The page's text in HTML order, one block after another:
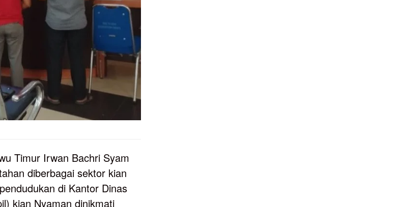
Timur Irwan Bachri Syam
diberbagai sektor kian
di Kantor Dinas
kian Nyaman dinikmati